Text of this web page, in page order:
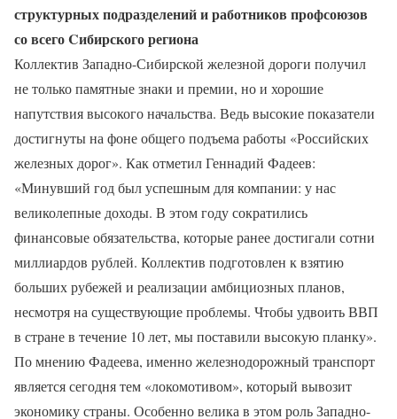
структурных подразделений и работников профсоюзов
со всего Cибирского региона
Коллектив Западно-Сибирской железной дороги получил
не только памятные знаки и премии, но и хорошие
напутствия высокого начальства. Ведь высокие показатели
достигнуты на фоне общего подъема работы «Российских
железных дорог». Как отметил Геннадий Фадеев:
«Минувший год был успешным для компании: у нас
великолепные доходы. В этом году сократились
финансовые обязательства, которые ранее достигали сотни
миллиардов рублей. Коллектив подготовлен к взятию
больших рубежей и реализации амбициозных планов,
несмотря на существующие проблемы. Чтобы удвоить ВВП
в стране в течение 10 лет, мы поставили высокую планку».
По мнению Фадеева, именно железнодорожный транспорт
является сегодня тем «локомотивом», который вывозит
экономику страны. Особенно велика в этом роль Западно-